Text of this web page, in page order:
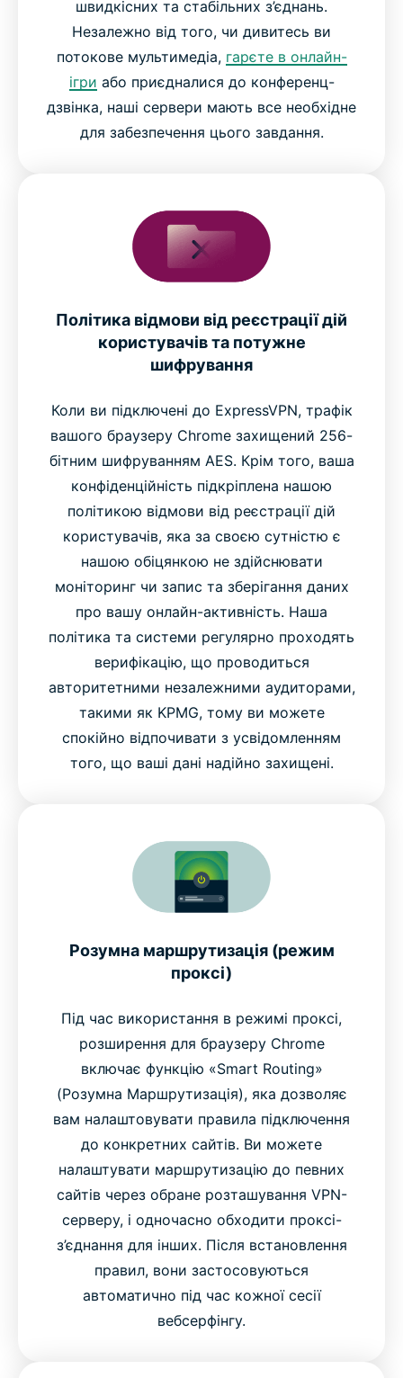
швидкісних та стабільних з’єднань.
Незалежно від того, чи дивитесь ви
потокове мультимедіа, гарєте в онлайн-
ігри або приєдналися до конференц-
дзвінка, наші сервери мають все необхідне
для забезпечення цього завдання.
Політика відмови від реєстрації дій
користувачів та потужне
шифрування
Коли ви підключені до ExpressVPN, трафік
вашого браузеру Chrome захищений 256-
бітним шифруванням AES. Крім того, ваша
конфіденційність підкріплена нашою
політикою відмови від реєстрації дій
користувачів, яка за своєю сутністю є
нашою обіцянкою не здійснювати
моніторинг чи запис та зберігання даних
про вашу онлайн-активність. Наша
політика та системи регулярно проходять
верифікацію, що проводиться
авторитетними незалежними аудиторами,
такими як KPMG, тому ви можете
спокійно відпочивати з усвідомленням
того, що ваші дані надійно захищені.
Розумна маршрутизація (режим
проксі)
Під час використання в режимі проксі,
розширення для браузеру Chrome
включає функцію «Smart Routing»
(Розумна Маршрутизація), яка дозволяє
вам налаштовувати правила підключення
до конкретних сайтів. Ви можете
налаштувати маршрутизацію до певних
сайтів через обране розташування VPN-
серверу, і одночасно обходити проксі-
з’єднання для інших. Після встановлення
правил, вони застосовуються
автоматично під час кожної сесії
вебсерфінгу.